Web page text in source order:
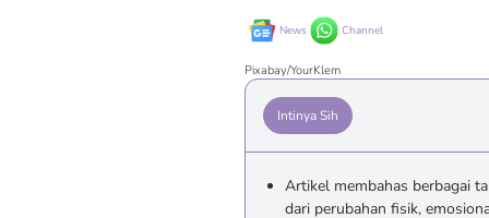
News Channel
Pixabay/YourKlem
Intinya Sih
Artikel membahas berbagai
dari perubahan fisik,